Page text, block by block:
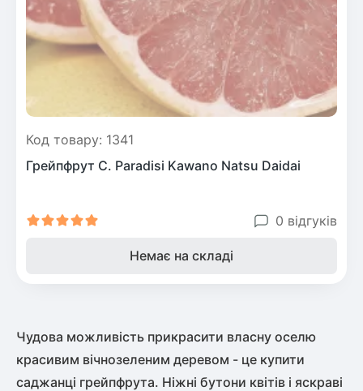
Код товару: 1341
Грейпфрут C. Paradisi Kawano Natsu Daidai
0 відгуків
Немає на складі
Чудова можливість прикрасити власну оселю
красивим вічнозеленим деревом - це купити
саджанці грейпфрута. Ніжні бутони квітів і яскраві